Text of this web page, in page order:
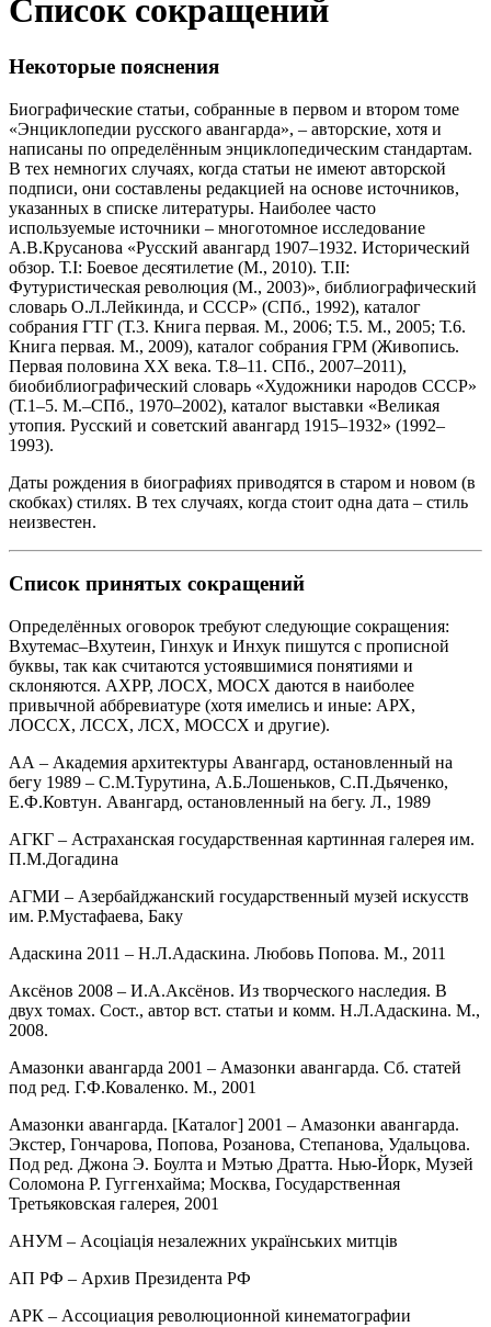
Список сокращений
Некоторые пояснения
Биографические статьи, собранные в первом и втором томе
«Энциклопедии русского авангарда», – авторские, хотя и
написаны по определённым энциклопедическим стандартам.
В тех немногих случаях, когда статьи не имеют авторской
подписи, они составлены редакцией на основе источников,
указанных в списке литературы. Наиболее часто
используемые источники – многотомное исследование
А.В.Крусанова «Русский авангард 1907–1932. Исторический
обзор. Т.I: Боевое десятилетие (М., 2010). Т.II:
Футуристическая революция (М., 2003)», библиографический
словарь О.Л.Лейкинда, и СССР» (СПб., 1992), каталог
собрания ГТГ (Т.3. Книга первая. М., 2006; Т.5. М., 2005; Т.6.
Книга первая. М., 2009), каталог собрания ГРМ (Живопись.
Первая половина ХХ века. Т.8–11. СПб., 2007–2011),
биобиблиографический словарь «Художники народов СССР»
(Т.1–5. М.–СПб., 1970–2002), каталог выставки «Великая
утопия. Русский и советский авангард 1915–1932» (1992–
1993).
Даты рождения в биографиях приводятся в старом и новом (в
скобках) стилях. В тех случаях, когда стоит одна дата – стиль
неизвестен.
Список принятых сокращений
Определённых оговорок требуют следующие сокращения:
Вхутемас–Вхутеин, Гинхук и Инхук пишутся с прописной
буквы, так как считаются устоявшимися понятиями и
склоняются. АХРР, ЛОСХ, МОСХ даются в наиболее
привычной аббревиатуре (хотя имелись и иные: АРХ,
ЛОССХ, ЛССХ, ЛСХ, МОССХ и другие).
АА – Академия архитектуры Авангард, остановленный на
бегу 1989 – С.М.Турутина, А.Б.Лошеньков, С.П.Дьяченко,
Е.Ф.Ковтун. Авангард, остановленный на бегу. Л., 1989
АГКГ – Астраханская государственная картинная галерея им.
П.М.Догадина
АГМИ – Азербайджанский государственный музей искусств
им. Р.Мустафаева, Баку
Адаскина 2011 – Н.Л.Адаскина. Любовь Попова. М., 2011
Аксёнов 2008 – И.А.Аксёнов. Из творческого наследия. В
двух томах. Сост., автор вст. статьи и комм. Н.Л.Адаскина. М.,
2008.
Амазонки авангарда 2001 – Амазонки авангарда. Сб. статей
под ред. Г.Ф.Коваленко. М., 2001
Амазонки авангарда. [Каталог] 2001 – Амазонки авангарда.
Экстер, Гончарова, Попова, Розанова, Степанова, Удальцова.
Под ред. Джона Э. Боулта и Мэтью Дратта. Нью-Йорк, Музей
Соломона Р. Гуггенхайма; Москва, Государственная
Третьяковская галерея, 2001
АНУМ – Асоціація незалежних українських митців
АП РФ – Архив Президента РФ
АРК – Ассоциация революционной кинематографии